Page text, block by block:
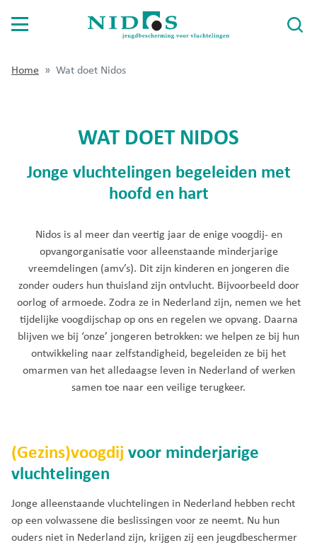
Over Nidos
Werken bij Nidos
Publicaties
Contact
Voor jongeren
Voor gemeenten
Home Wat doet Nidos
WAT DOET NIDOS
Jonge vluchtelingen begeleiden met
hoofd en hart
Nidos is al meer dan veertig jaar de enige voogdij- en
opvangorganisatie voor alleenstaande minderjarige
vreemdelingen (amv’s). Dit zijn kinderen en jongeren die
zonder ouders hun thuisland zijn ontvlucht. Bijvoorbeeld door
oorlog of armoede. Zodra ze in Nederland zijn, nemen we het
tijdelijke voogdijschap op ons en regelen we opvang. Daarna
blijven we bij ‘onze’ jongeren betrokken: we helpen ze bij hun
ontwikkeling naar zelfstandigheid, begeleiden ze bij het
omarmen van het alledaagse leven in Nederland of werken
samen toe naar een veilige terugkeer.
(Gezins)voogdij voor minderjarige
vluchtelingen
Jonge alleenstaande vluchtelingen in Nederland hebben recht
op een volwassene die beslissingen voor ze neemt. Nu hun
ouders niet in Nederland zijn, krijgen zij een jeugdbeschermer